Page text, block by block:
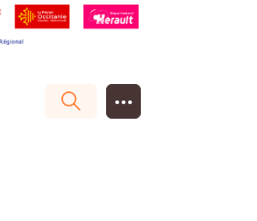
...